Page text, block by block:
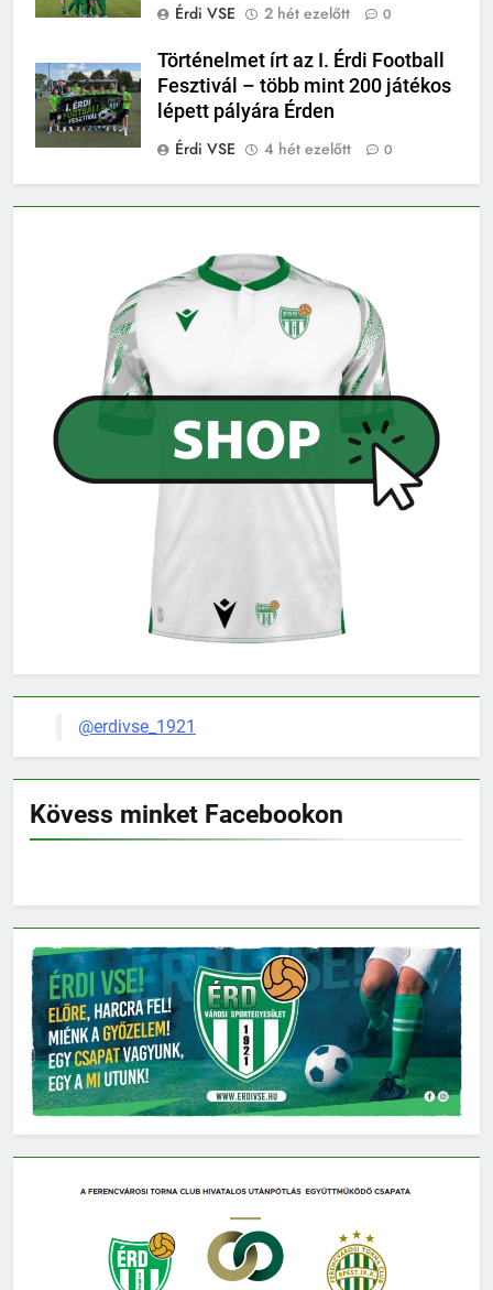
Érdi VSE
2 hét ezelőtt 0
Történelmet írt az I. Érdi Football
Fesztivál – több mint 200 játékos
lépett pályára Érden
Érdi VSE
4 hét ezelőtt 0
@erdivse_1921
Kövess minket Facebookon